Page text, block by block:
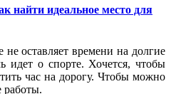
найти идеальное место для
оставляет времени на долгие
идет о спорте. Хочется, чтобы
час на дорогу. Чтобы можно
работы.